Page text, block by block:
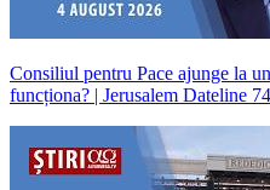
Consiliul pentru Pace ajunge la
funcționa? | Jerusalem Dateline